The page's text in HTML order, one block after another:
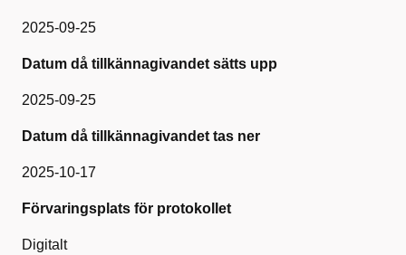
2025-09-25
Datum då tillkännagivandet sätts upp
2025-09-25
Datum då tillkännagivandet tas ner
2025-10-17
Förvaringsplats för protokollet
Digitalt